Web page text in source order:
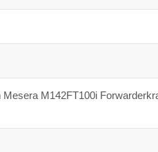
Mesera M142FT100i